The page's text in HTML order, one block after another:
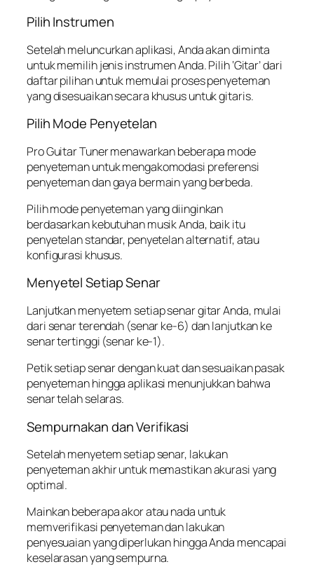
Pilih Instrumen
Setelah meluncurkan aplikasi, Anda akan diminta
untuk memilih jenis instrumen Anda. Pilih ‘Gitar’ dari
daftar pilihan untuk memulai proses penyeteman
yang disesuaikan secara khusus untuk gitaris.
Pilih Mode Penyetelan
Pro Guitar Tuner menawarkan beberapa mode
penyeteman untuk mengakomodasi preferensi
penyeteman dan gaya bermain yang berbeda.
Pilih mode penyeteman yang diinginkan
berdasarkan kebutuhan musik Anda, baik itu
penyetelan standar, penyetelan alternatif, atau
konfigurasi khusus.
Menyetel Setiap Senar
Lanjutkan menyetem setiap senar gitar Anda, mulai
dari senar terendah (senar ke-6) dan lanjutkan ke
senar tertinggi (senar ke-1).
Petik setiap senar dengan kuat dan sesuaikan pasak
penyeteman hingga aplikasi menunjukkan bahwa
senar telah selaras.
Sempurnakan dan Verifikasi
Setelah menyetem setiap senar, lakukan
penyeteman akhir untuk memastikan akurasi yang
optimal.
Mainkan beberapa akor atau nada untuk
memverifikasi penyeteman dan lakukan
penyesuaian yang diperlukan hingga Anda mencapai
keselarasan yang sempurna.